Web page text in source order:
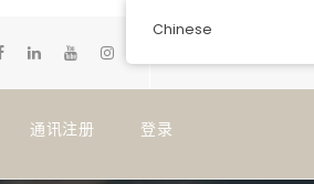
通讯注册 登录
Chinese